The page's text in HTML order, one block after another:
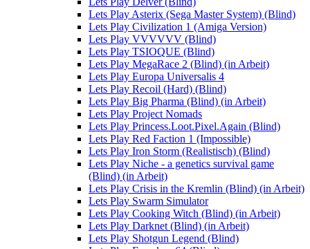
Lets Play Asterix (Sega Master System) (Blind)
Lets Play Civilization 1 (Amiga Version)
Lets Play VVVVVV (Blind)
Lets Play TSIOQUE (Blind)
Lets Play MegaRace 2 (Blind) (in Arbeit)
Lets Play Europa Universalis 4
Lets Play Recoil (Hard) (Blind)
Lets Play Big Pharma (Blind) (in Arbeit)
Lets Play Project Nomads
Lets Play Princess.Loot.Pixel.Again (Blind)
Lets Play Red Faction 1 (Impossible)
Lets Play Iron Storm (Realistisch) (Blind)
Lets Play Niche - a genetics survival game
(Blind) (in Arbeit)
Lets Play Crisis in the Kremlin (Blind) (in Arbeit)
Lets Play Swarm Simulator
Lets Play Cooking Witch (Blind) (in Arbeit)
Lets Play Darknet (Blind) (in Arbeit)
Lets Play Shotgun Legend (Blind)